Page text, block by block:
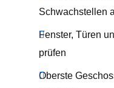
Schwachstellen
Fenster, Türen
prüfen
Oberste